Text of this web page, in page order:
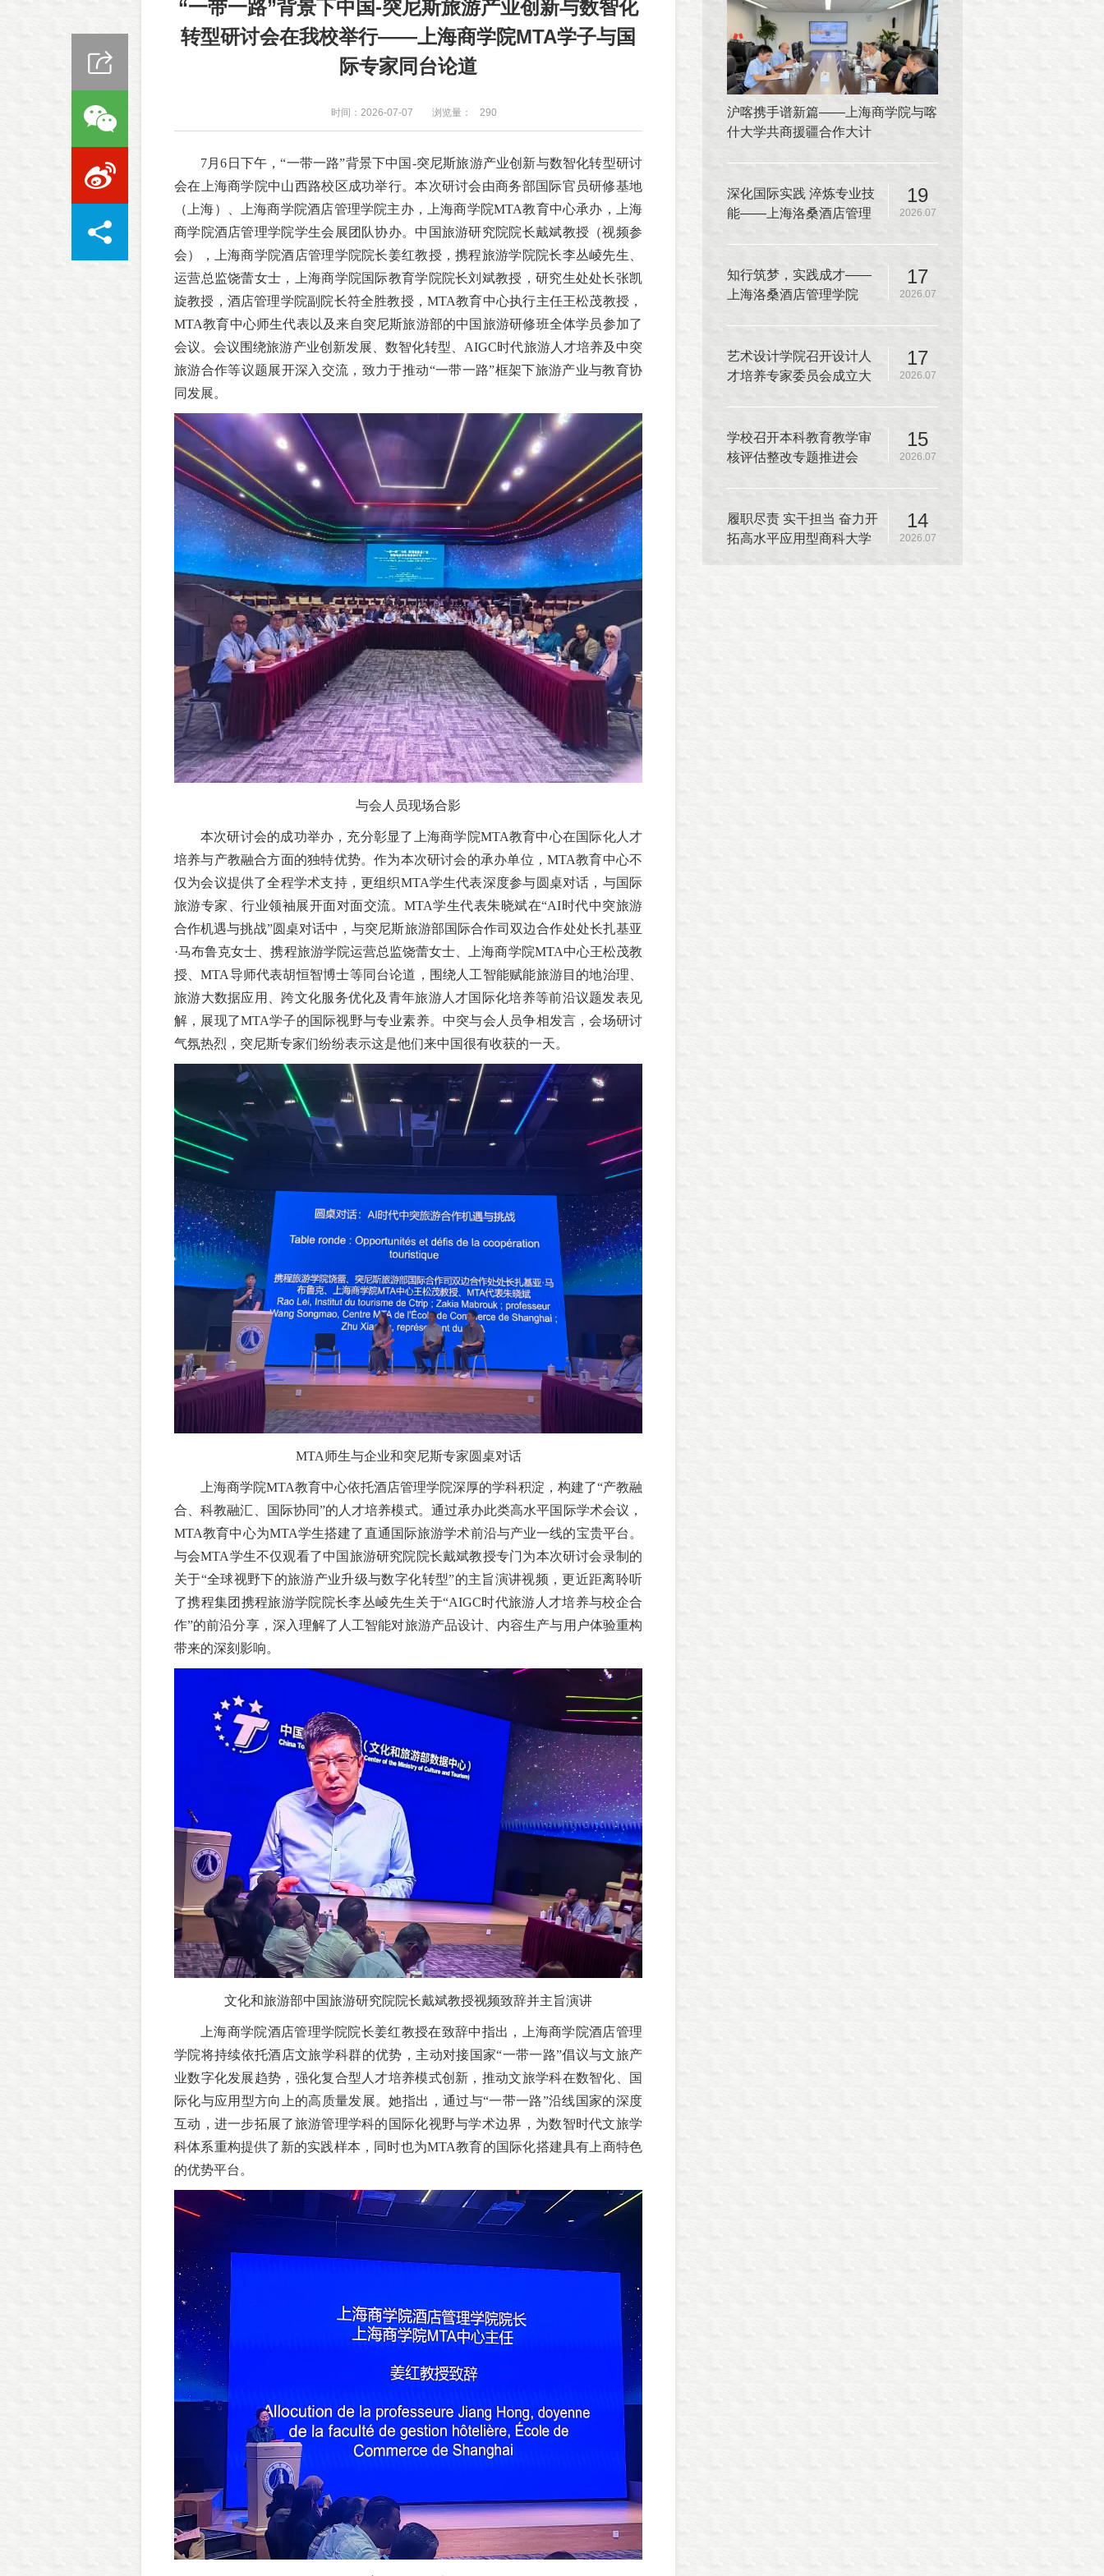
“一带一路”背景下中国-突尼斯旅游产业创新与数智化
转型研讨会在我校举行——上海商学院MTA学子与国
际专家同台论道
时间：2026-07-07 浏览量： 290
7月6日下午，“一带一路”背景下中国-突尼斯旅游产业创新与数智化转型研讨
会在上海商学院中山西路校区成功举行。本次研讨会由商务部国际官员研修基地
（上海）、上海商学院酒店管理学院主办，上海商学院MTA教育中心承办，上海
商学院酒店管理学院学生会展团队协办。中国旅游研究院院长戴斌教授（视频参
会），上海商学院酒店管理学院院长姜红教授，携程旅游学院院长李丛崚先生、
运营总监饶蕾女士，上海商学院国际教育学院院长刘斌教授，研究生处处长张凯
旋教授，酒店管理学院副院长符全胜教授，MTA教育中心执行主任王松茂教授，
MTA教育中心师生代表以及来自突尼斯旅游部的中国旅游研修班全体学员参加了
会议。会议围绕旅游产业创新发展、数智化转型、AIGC时代旅游人才培养及中突
旅游合作等议题展开深入交流，致力于推动“一带一路”框架下旅游产业与教育协
同发展。
与会人员现场合影
本次研讨会的成功举办，充分彰显了上海商学院MTA教育中心在国际化人才
培养与产教融合方面的独特优势。作为本次研讨会的承办单位，MTA教育中心不
仅为会议提供了全程学术支持，更组织MTA学生代表深度参与圆桌对话，与国际
旅游专家、行业领袖展开面对面交流。MTA学生代表朱晓斌在“AI时代中突旅游
合作机遇与挑战”圆桌对话中，与突尼斯旅游部国际合作司双边合作处处长扎基亚
·马布鲁克女士、携程旅游学院运营总监饶蕾女士、上海商学院MTA中心王松茂教
授、MTA导师代表胡恒智博士等同台论道，围绕人工智能赋能旅游目的地治理、
旅游大数据应用、跨文化服务优化及青年旅游人才国际化培养等前沿议题发表见
解，展现了MTA学子的国际视野与专业素养。中突与会人员争相发言，会场研讨
气氛热烈，突尼斯专家们纷纷表示这是他们来中国很有收获的一天。
MTA师生与企业和突尼斯专家圆桌对话
上海商学院MTA教育中心依托酒店管理学院深厚的学科积淀，构建了“产教融
合、科教融汇、国际协同”的人才培养模式。通过承办此类高水平国际学术会议，
MTA教育中心为MTA学生搭建了直通国际旅游学术前沿与产业一线的宝贵平台。
与会MTA学生不仅观看了中国旅游研究院院长戴斌教授专门为本次研讨会录制的
关于“全球视野下的旅游产业升级与数字化转型”的主旨演讲视频，更近距离聆听
了携程集团携程旅游学院院长李丛崚先生关于“AIGC时代旅游人才培养与校企合
作”的前沿分享，深入理解了人工智能对旅游产品设计、内容生产与用户体验重构
带来的深刻影响。
文化和旅游部中国旅游研究院院长戴斌教授视频致辞并主旨演讲
上海商学院酒店管理学院院长姜红教授在致辞中指出，上海商学院酒店管理
学院将持续依托酒店文旅学科群的优势，主动对接国家“一带一路”倡议与文旅产
业数字化发展趋势，强化复合型人才培养模式创新，推动文旅学科在数智化、国
际化与应用型方向上的高质量发展。她指出，通过与“一带一路”沿线国家的深度
互动，进一步拓展了旅游管理学科的国际化视野与学术边界，为数智时代文旅学
科体系重构提供了新的实践样本，同时也为MTA教育的国际化搭建具有上商特色
的优势平台。
沪喀携手谱新篇——上海商学院与喀
什大学共商援疆合作大计
19
2026.07
深化国际实践 淬炼专业技
能——上海洛桑酒店管理
17
2026.07
知行筑梦，实践成才——
上海洛桑酒店管理学院
17
2026.07
艺术设计学院召开设计人
才培养专家委员会成立大
15
2026.07
学校召开本科教育教学审
核评估整改专题推进会
14
2026.07
履职尽责 实干担当 奋力开
拓高水平应用型商科大学